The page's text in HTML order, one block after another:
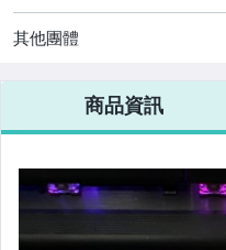
其他團體
商品資訊